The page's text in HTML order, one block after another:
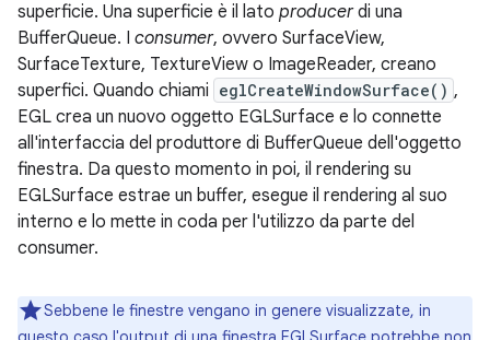
superficie. Una superficie è il lato producerdi una
BufferQueue. I consumer, ovvero SurfaceView,
SurfaceTexture, TextureView o ImageReader, creano
superfici. Quando chiami eglCreateWindowSurface() ,
EGL crea un nuovo oggetto EGLSurface e lo connette
all'interfaccia del produttore di BufferQueue dell'oggetto
finestra. Da questo momento in poi, il rendering su
EGLSurface estrae un buffer, esegue il rendering al suo
interno e lo mette in coda per l'utilizzo da parte del
consumer.
Sebbene le finestre vengano in genere visualizzate, in